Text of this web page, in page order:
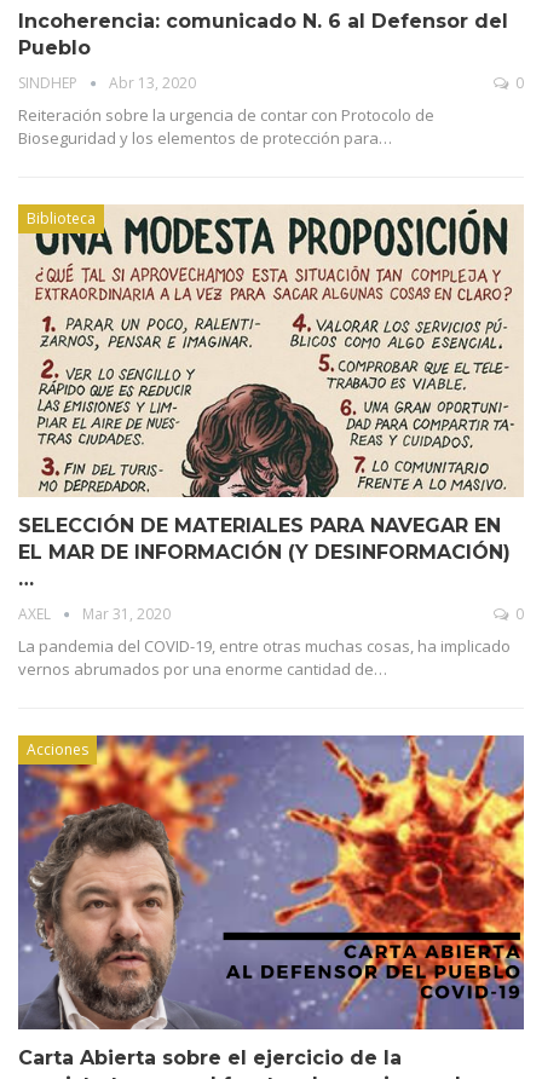
Incoherencia: comunicado N. 6 al Defensor del
Pueblo
SINDHEP Abr 13, 2020 0
Reiteración sobre la urgencia de contar con Protocolo de
Bioseguridad y los elementos de protección para…
Biblioteca
SELECCIÓN DE MATERIALES PARA NAVEGAR EN
EL MAR DE INFORMACIÓN (Y DESINFORMACIÓN)
…
AXEL Mar 31, 2020 0
La pandemia del COVID-19, entre otras muchas cosas, ha implicado
vernos abrumados por una enorme cantidad de…
Acciones
Carta Abierta sobre el ejercicio de la